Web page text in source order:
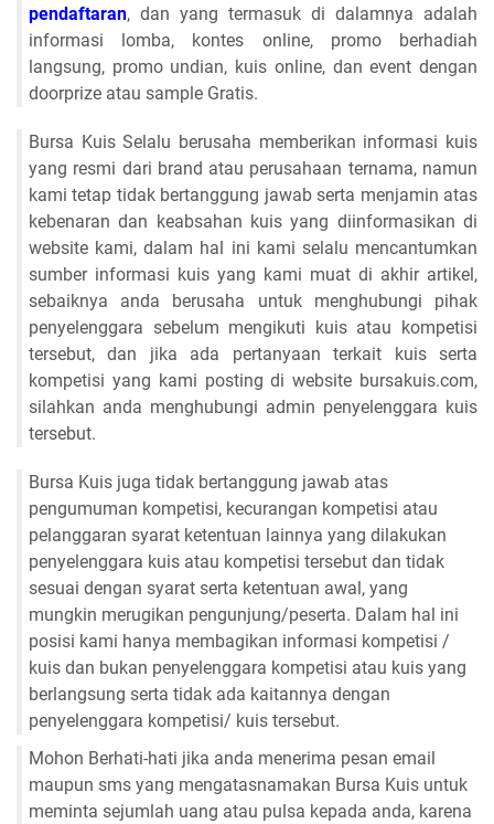
pendaftaran, dan yang termasuk di dalamnya adalah
informasi lomba, kontes online, promo berhadiah
langsung, promo undian, kuis online, dan event dengan
doorprize atau sample Gratis.
Bursa Kuis Selalu berusaha memberikan informasi kuis
yang resmi dari brand atau perusahaan ternama, namun
kami tetap tidak bertanggung jawab serta menjamin atas
kebenaran dan keabsahan kuis yang diinformasikan di
website kami, dalam hal ini kami selalu mencantumkan
sumber informasi kuis yang kami muat di akhir artikel,
sebaiknya anda berusaha untuk menghubungi pihak
penyelenggara sebelum mengikuti kuis atau kompetisi
tersebut, dan jika ada pertanyaan terkait kuis serta
kompetisi yang kami posting di website bursakuis.com,
silahkan anda menghubungi admin penyelenggara kuis
tersebut.
Bursa Kuis juga tidak bertanggung jawab atas
pengumuman kompetisi, kecurangan kompetisi atau
pelanggaran syarat ketentuan lainnya yang dilakukan
penyelenggara kuis atau kompetisi tersebut dan tidak
sesuai dengan syarat serta ketentuan awal, yang
mungkin merugikan pengunjung/peserta. Dalam hal ini
posisi kami hanya membagikan informasi kompetisi /
kuis dan bukan penyelenggara kompetisi atau kuis yang
berlangsung serta tidak ada kaitannya dengan
penyelenggara kompetisi/ kuis tersebut.
Mohon Berhati-hati jika anda menerima pesan email
maupun sms yang mengatasnamakan Bursa Kuis untuk
meminta sejumlah uang atau pulsa kepada anda, karena